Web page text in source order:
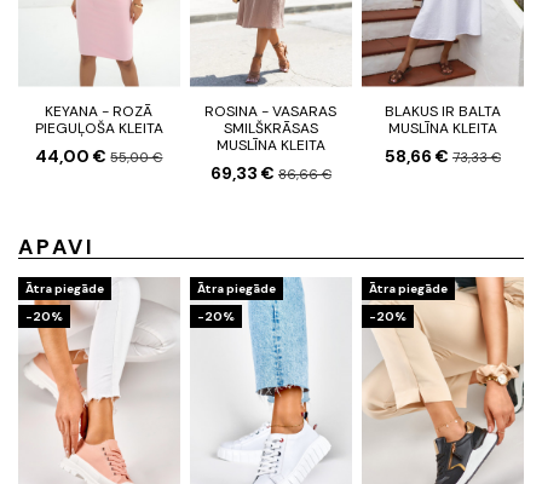
KEYANA - ROZĀ
PIEGUĻOŠA KLEITA
44,00 €55,00 €
ROSINA - VASARAS
SMILŠKRĀSAS
MUSLĪNA KLEITA
69,33 € 86,66 €
BLAKUS IR BALTA
MUSLĪNA KLEITA
58,66 € 73,33 €
APAVI
Ātra piegāde
-20%
Ātra piegāde
-20%
Ātra piegāde
-20%